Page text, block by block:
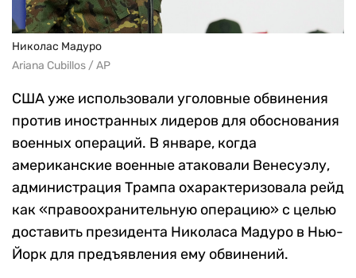
Николас Мадуро
Ariana Cubillos / AP
США уже использовали уголовные обвинения
против иностранных лидеров для обоснования
военных операций. В январе, когда
американские военные атаковали Венесуэлу,
администрация Трампа охарактеризовала рейд
как «правоохранительную операцию» с целью
доставить президента Николаса Мадуро в Нью-
Йорк для предъявления ему обвинений.